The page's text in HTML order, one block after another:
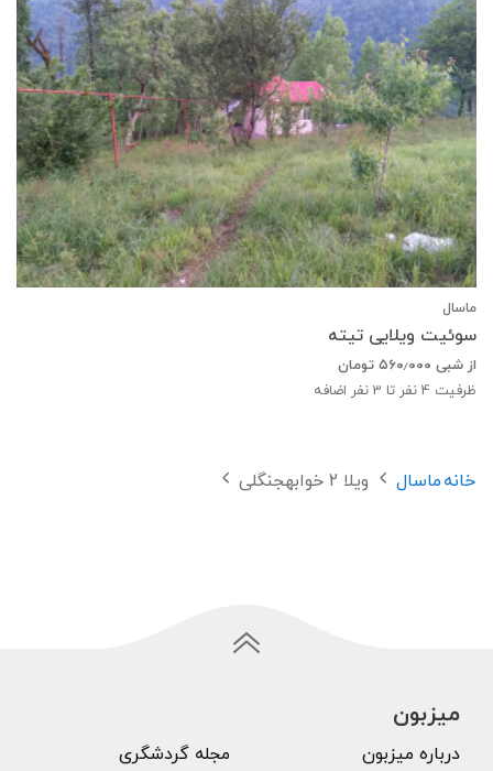
ماسال
سوئیت ویلایی تیته
از شبی ۵۶۰٫۰۰۰ تومان
ظرفیت 4 نفر تا 3 نفر اضافه
خانهماسال ویلا 2 خوابهجنگلی
میزبون
درباره میزبون
مجله گردشگری